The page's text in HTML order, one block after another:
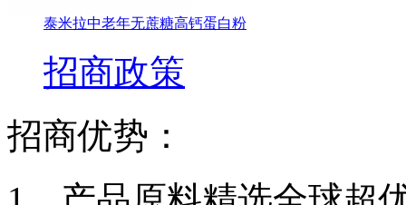
泰米拉中老年无蔗糖高钙蛋白粉
招商政策
招商优势：